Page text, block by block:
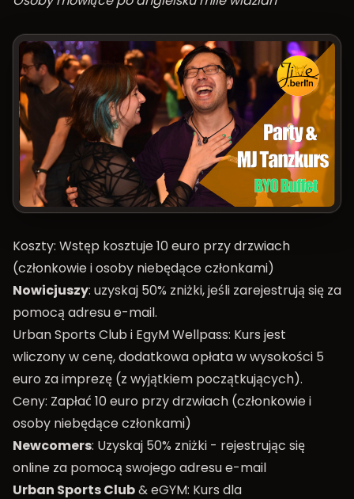
Koszty: Wstęp kosztuje 10 euro przy drzwiach
(członkowie i osoby niebędące członkami)
Nowicjuszy: uzyskaj 50% zniżki, jeśli zarejestrują się za
pomocą adresu e-mail.
Urban Sports Club i EgyM Wellpass: Kurs jest
wliczony w cenę, dodatkowa opłata w wysokości 5
euro za imprezę (z wyjątkiem początkujących).
Ceny: Zapłać 10 euro przy drzwiach (członkowie i
osoby niebędące członkami)
Newcomers: Uzyskaj 50% zniżki - rejestrując się
online za pomocą swojego adresu e-mail
Urban Sports Club& eGYM: Kurs dla